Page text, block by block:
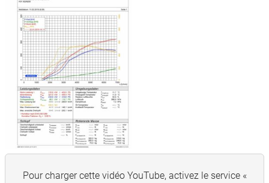
Pour charger cette vidéo YouTube, activez le service «